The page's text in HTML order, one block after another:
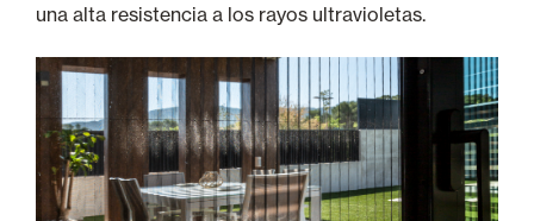
una alta resistencia a los rayos ultravioletas.